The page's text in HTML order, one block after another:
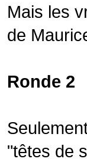
Mais les
de
Ronde 2
"têtes de